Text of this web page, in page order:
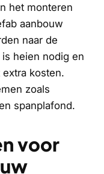
het monteren
aanbouw
naar de
heien nodig en
kosten.
zoals
spanplafond.
voor